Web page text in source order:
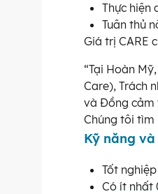
Thực hiện
Tuân thủ
Giá trị CARE
“Tại Hoàn
Care), Trách
và Đồng cảm
Chúng tôi tìm
Kỹ năng
Tốt
Có ít nhất